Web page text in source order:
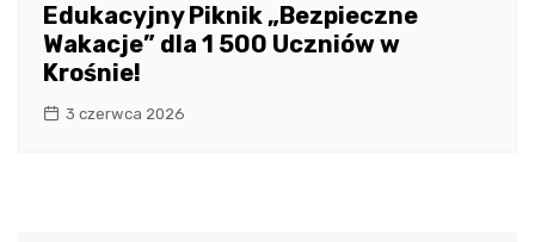
Edukacyjny Piknik „Bezpieczne
Wakacje” dla 1 500 Uczniów w
Krośnie!
3 czerwca 2026